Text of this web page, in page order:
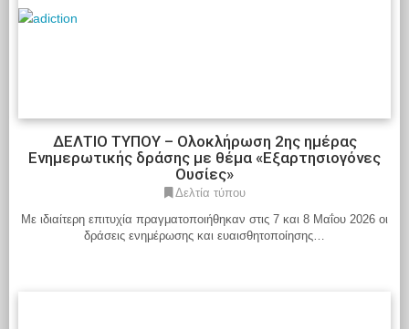
ΔΕΛΤΙΟ ΤΥΠΟΥ – Ολοκλήρωση 2ης ημέρας
Ενημερωτικής δράσης με θέμα «Εξαρτησιογόνες
Ουσίες»
Δελτία τύπου
Με ιδιαίτερη επιτυχία πραγματοποιήθηκαν στις 7 και 8 Μαΐου 2026 οι
δράσεις ενημέρωσης και ευαισθητοποίησης…